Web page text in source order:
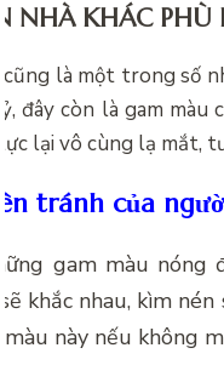
NHÀ KHÁC
cũng là một trong số
đây còn là gam màu
lại vô cùng lạ mắt,
tránh của
gam màu nóng
khắc nhau, kìm
này nếu không